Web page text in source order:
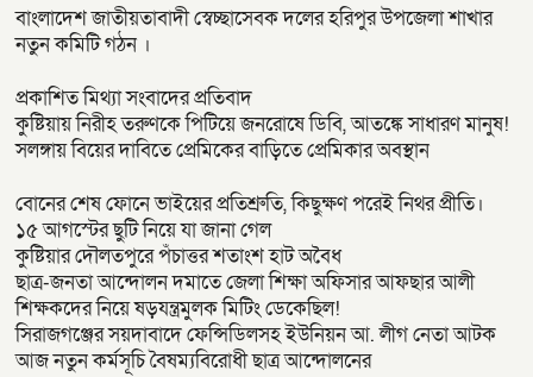
বাংলাদেশ জাতীয়তাবাদী স্বেচ্ছাসেবক দলের হরিপুর উপজেলা শাখার
নতুন কমিটি গঠন ।
প্রকাশিত মিথ্যা সংবাদের প্রতিবাদ
কুষ্টিয়ায় নিরীহ তরুণকে পিটিয়ে জনরোষে ডিবি, আতঙ্কে সাধারণ মানুষ!
সলঙ্গায় বিয়ের দাবিতে প্রেমিকের বাড়িতে প্রেমিকার অবস্থান
বোনের শেষ ফোনে ভাইয়ের প্রতিশ্রুতি, কিছুক্ষণ পরেই নিথর প্রীতি।
১৫ আগস্টের ছুটি নিয়ে যা জানা গেল
কুষ্টিয়ার দৌলতপুরে পঁচাত্তর শতাংশ হাট অবৈধ
ছাত্র-জনতা আন্দোলন দমাতে জেলা শিক্ষা অফিসার আফছার আলী
শিক্ষকদের নিয়ে ষড়যন্ত্রমুলক মিটিং ডেকেছিল!
সিরাজগঞ্জের সয়দাবাদে ফেন্সিডিলসহ ইউনিয়ন আ. লীগ নেতা আটক
আজ নতুন কর্মসূচি বৈষম্যবিরোধী ছাত্র আন্দোলনের